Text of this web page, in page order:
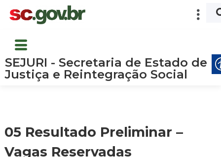
SEJURI - Secretaria de Estado de
Justiça e Reintegração Social
05 Resultado Preliminar –
Vagas Reservadas